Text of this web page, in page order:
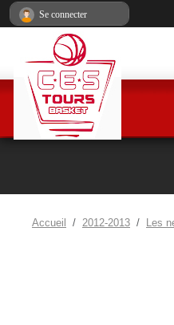
Accueil 2012-2013 Les
Se connecter
Panneau de gestion des